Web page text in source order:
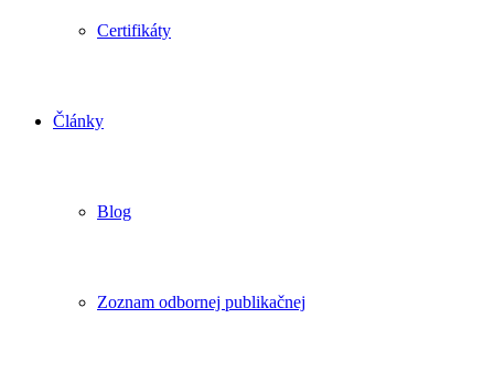
Certifikáty
Články
Blog
Zoznam odbornej publikačnej